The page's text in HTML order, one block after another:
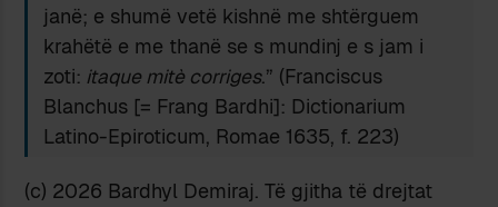
janë; e shumë vetë kishnë me shtërguem
krahëtë e me thanë se s mundinj e s jam i
zoti: itaque mitè corriges.” (Franciscus
Blanchus [= Frang Bardhi]: Dictionarium
Latino-Epiroticum, Romae 1635, f. 223)
(c) 2026 Bardhyl Demiraj. Të gjitha të drejtat